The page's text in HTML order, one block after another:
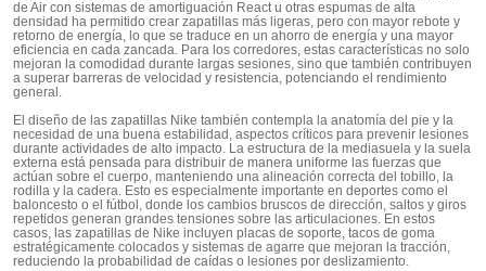
de Air con sistemas de amortiguación React u otras espumas de alta
densidad ha permitido crear zapatillas más ligeras, pero con mayor rebote y
retorno de energía, lo que se traduce en un ahorro de energía y una mayor
eficiencia en cada zancada. Para los corredores, estas características no solo
mejoran la comodidad durante largas sesiones, sino que también contribuyen
a superar barreras de velocidad y resistencia, potenciando el rendimiento
general.​
El diseño de las zapatillas Nike también contempla la anatomía del pie y la
necesidad de una buena estabilidad, aspectos críticos para prevenir lesiones
durante actividades de alto impacto. La estructura de la mediasuela y la suela
externa está pensada para distribuir de manera uniforme las fuerzas que
actúan sobre el cuerpo, manteniendo una alineación correcta del tobillo, la
rodilla y la cadera. Esto es especialmente importante en deportes como el
baloncesto o el fútbol, donde los cambios bruscos de dirección, saltos y giros
repetidos generan grandes tensiones sobre las articulaciones. En estos
casos, las zapatillas de Nike incluyen placas de soporte, tacos de goma
estratégicamente colocados y sistemas de agarre que mejoran la tracción,
reduciendo la probabilidad de caídas o lesiones por deslizamiento.